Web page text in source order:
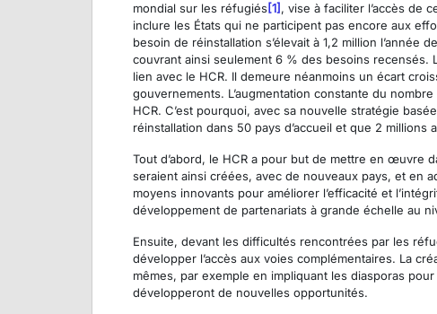
mondial sur les réfugiés[1], vise à faciliter l’accès de
inclure les États qui ne participent pas encore aux
besoin de réinstallation s’élevait à 1,2 million l’année
couvrant ainsi seulement 6 % des besoins recensés.
lien avec le HCR. Il demeure néanmoins un écart
gouvernements. L’augmentation constante du
HCR. C’est pourquoi, avec sa nouvelle stratégie
réinstallation dans 50 pays d’accueil et que 2
Tout d’abord, le HCR a pour but de mettre en œuvre
seraient ainsi créées, avec de nouveaux pays, et en
moyens innovants pour améliorer l’efficacité et
développement de partenariats à grande échelle au
Ensuite, devant les difficultés rencontrées par les
développer l’accès aux voies complémentaires. La
mêmes, par exemple en impliquant les diasporas
développeront de nouvelles opportunités.